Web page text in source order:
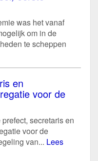
was het vanaf
om in de
te scheppen
en
voor de
secretaris en
voor de
van... Lees